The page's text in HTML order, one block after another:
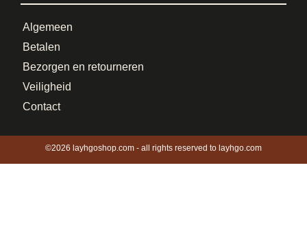
Algemeen
Betalen
Bezorgen en retourneren
Veiligheid
Contact
©2026 layhgoshop.com - all rights reserved to layhgo.com